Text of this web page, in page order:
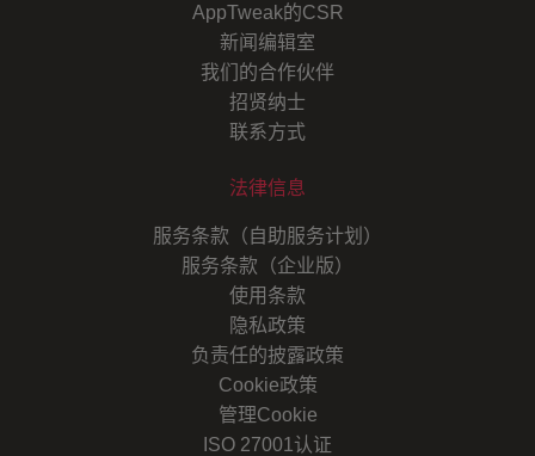
AppTweak的CSR
新闻编辑室
我们的合作伙伴
招贤纳士
联系方式
法律信息
服务条款（自助服务计划）
服务条款（企业版）
使用条款
隐私政策
负责任的披露政策
Cookie政策
管理Cookie
ISO 27001认证